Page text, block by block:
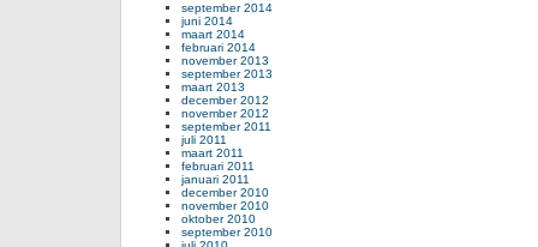
september 2014
juni 2014
maart 2014
februari 2014
november 2013
september 2013
maart 2013
december 2012
november 2012
september 2011
juli 2011
maart 2011
februari 2011
januari 2011
december 2010
november 2010
oktober 2010
september 2010